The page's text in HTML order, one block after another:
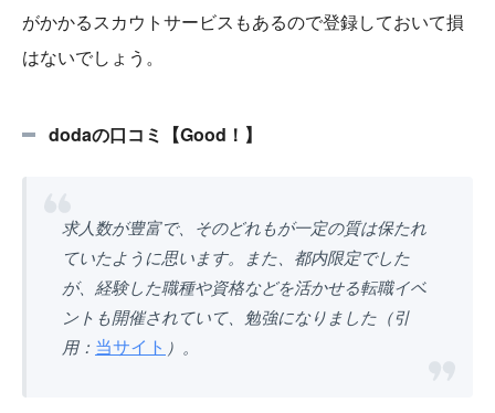
がかかるスカウトサービスもあるので登録しておいて損
はないでしょう。
dodaの口コミ【Good！】
求人数が豊富で、そのどれもが一定の質は保たれ
ていたように思います。また、都内限定でした
が、経験した職種や資格などを活かせる転職イベ
ントも開催されていて、勉強になりました（引
用： 当サイト ）。